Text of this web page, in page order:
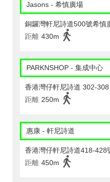
Jasons - 希慎廣場
銅鑼灣軒尼詩道500號希慎
距離 430m
PARKNSHOP - 集成中心
香港灣仔軒尼詩道 302-
距離 250m
惠康 - 軒尼詩道
香港灣仔軒尼詩道418-428
距離 450m